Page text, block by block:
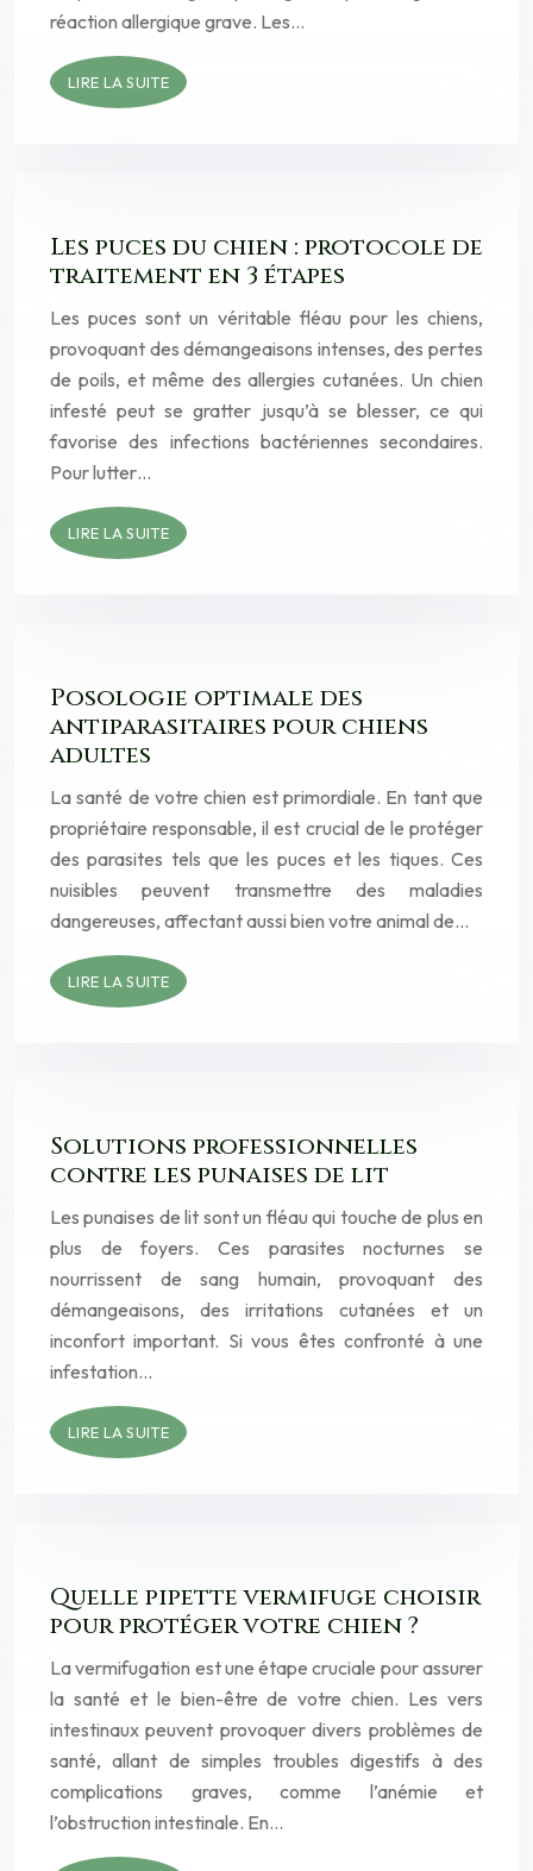
réaction allergique grave. Les…
LIRE LA SUITE
Les puces du chien : protocole de
traitement en 3 étapes
Les puces sont un véritable fléau pour les chiens,
provoquant des démangeaisons intenses, des pertes
de poils, et même des allergies cutanées. Un chien
infesté peut se gratter jusqu’à se blesser, ce qui
favorise des infections bactériennes secondaires.
Pour lutter…
LIRE LA SUITE
Posologie optimale des
antiparasitaires pour chiens
adultes
La santé de votre chien est primordiale. En tant que
propriétaire responsable, il est crucial de le protéger
des parasites tels que les puces et les tiques. Ces
nuisibles peuvent transmettre des maladies
dangereuses, affectant aussi bien votre animal de…
LIRE LA SUITE
Solutions professionnelles
contre les punaises de lit
Les punaises de lit sont un fléau qui touche de plus en
plus de foyers. Ces parasites nocturnes se
nourrissent de sang humain, provoquant des
démangeaisons, des irritations cutanées et un
inconfort important. Si vous êtes confronté à une
infestation…
LIRE LA SUITE
Quelle pipette vermifuge choisir
pour protéger votre chien ?
La vermifugation est une étape cruciale pour assurer
la santé et le bien-être de votre chien. Les vers
intestinaux peuvent provoquer divers problèmes de
santé, allant de simples troubles digestifs à des
complications graves, comme l’anémie et
l’obstruction intestinale. En…